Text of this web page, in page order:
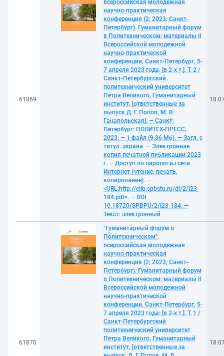
61869
всероссийская молодежная
научно-практическая
конференция (2; 2023; Санкт-
Петербург). Гуманитарный форум
в Политехническом: материалы II
Всероссийской молодежной
научно-практической
конференции, Санкт-Петербург, 5-
7 апреля 2023 года: [в 2-х т.]. Т. 2 /
Санкт-Петербургский
политехнический университет
Петра Великого, Гуманитарный
институт; [ответственные за
выпуск Д. Г. Попов, М. В.
Ганапольская]. — Санкт-
Петербург: ПОЛИТЕХ-ПРЕСС,
2023. — 1 файл (9,36 Мб). — Загл. с
титул. экрана. — Электронная
копия печатной публикации 2023
г. — Доступ по паролю из сети
Интернет (чтение, печать,
копирование). —
<URL:http://elib.spbstu.ru/dl/2/i23-
184.pdf>. — DOI
10.18720/SPBPU/2/i23-184. —
Текст: электронный
61870
"Гуманитарный форум в
Политехническом",
всероссийская молодежная
научно-практическая
конференция (2; 2023; Санкт-
Петербург). Гуманитарный форум
в Политехническом: материалы II
Всероссийской молодежной
научно-практической
конференции, Санкт-Петербург, 5-
7 апреля 2023 года: [в 2-х т.]. Т. 1 /
Санкт-Петербургский
политехнический университет
Петра Великого, Гуманитарный
институт; [ответственные за